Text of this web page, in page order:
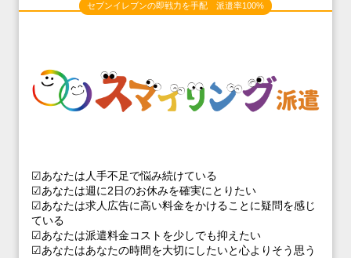
セブンイレブンの即戦力を手配 派遣率100%
☑あなたは人手不足で悩み続けている
☑あなたは週に2日のお休みを確実にとりたい
☑あなたは求人広告に高い料金をかけることに疑問を感じ
ている
☑あなたは派遣料金コストを少しでも抑えたい
☑あなたはあなたの時間を大切にしたいと心よりそう思う